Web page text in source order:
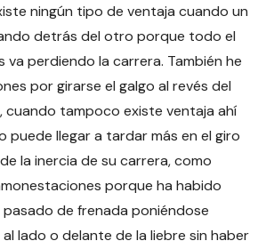
ningún tipo de ventaja cuando un
detrás del otro porque todo el
perdiendo la carrera. También he
por girarse el galgo al revés del
cuando tampoco existe ventaja ahí
puede llegar a tardar más en el giro
la inercia de su carrera, como
porque ha habido
pasado de frenada poniéndose
lado o delante de la liebre sin haber